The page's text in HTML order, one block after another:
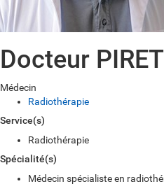
Docteur
Médecin
Radiothérapie
Service(s)
Radiothérapie
Spécialité(s)
Médecin spécialiste en